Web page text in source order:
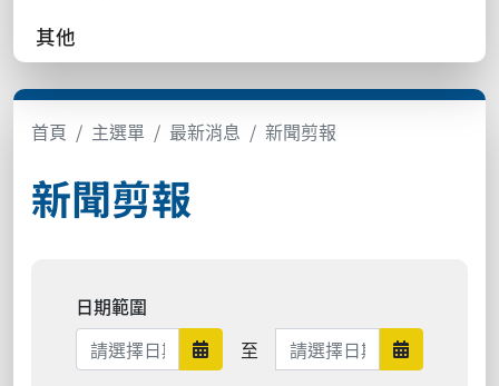
其他
首頁 主選單 最新消息 新聞剪報
新聞剪報
日期範圍
日期範圍開始
至 日期範圍結束 日期範圍